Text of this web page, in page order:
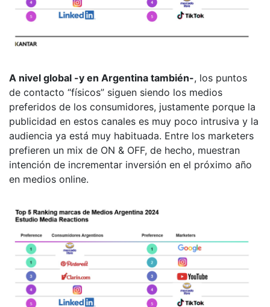
A nivel global -y en Argentina también-, los puntos
de contacto “físicos” siguen siendo los medios
preferidos de los consumidores, justamente porque la
publicidad en estos canales es muy poco intrusiva y la
audiencia ya está muy habituada. Entre los marketers
prefieren un mix de ON & OFF, de hecho, muestran
intención de incrementar inversión en el próximo año
en medios online.